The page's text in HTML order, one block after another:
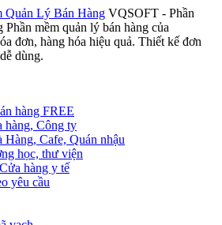
VQSOFT - Phần
Phần mềm quản lý bán hàng của
đơn, hàng hóa hiệu quả. Thiết kế đơn
dùng.
hàng FREE
hàng, Công ty
Hàng, Cafe, Quán nhậu
học, thư viện
hàng y tế
yêu cầu